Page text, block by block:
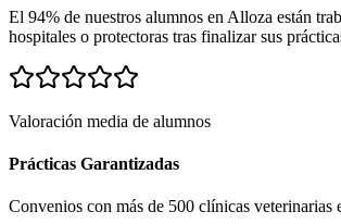
El 94% de nuestros alumnos en Alloza están
hospitales o protectoras tras finalizar sus
Valoración media de alumnos
Prácticas Garantizadas
Convenios con más de 500 clínicas veterinarias